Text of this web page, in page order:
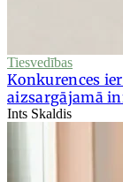
Tiesvedības
Konkurences
aizsargājamā
Ints Skaldis